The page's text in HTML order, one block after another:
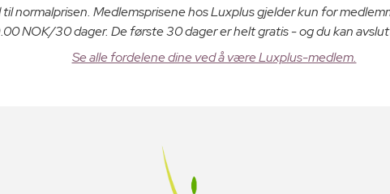
normalprisen. Medlemsprisene hos Luxplus gjelder kun for
NOK/30 dager. De første 30 dager er helt gratis - og du kan
Se alle fordelene dine ved å være Luxplus-medlem.